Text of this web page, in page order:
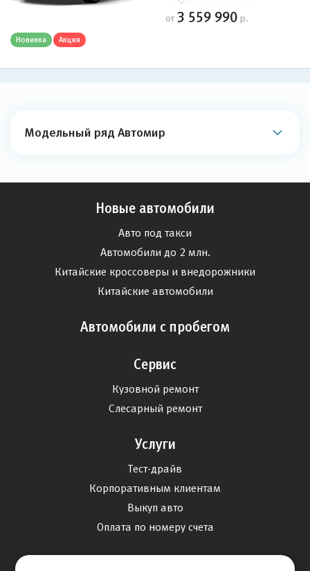
от 3 559 990 р.
Новинка Акция
Модельный ряд Автомир
Новые автомобили
Авто под такси
Автомобили до 2 млн.
Китайские кроссоверы и внедорожники
Китайские автомобили
Автомобили с пробегом
Сервис
Кузовной ремонт
Слесарный ремонт
Услуги
Тест-драйв
Корпоративным клиентам
Выкуп авто
Оплата по номеру счета